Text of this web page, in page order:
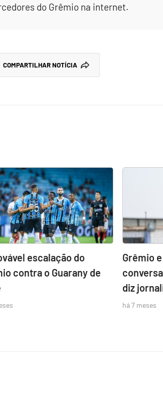
do Grêmio na internet.
COMPARTILHAR NOTÍCIA
escalação do
contra o Guarany de
Grêmio
diz
há 7 meses